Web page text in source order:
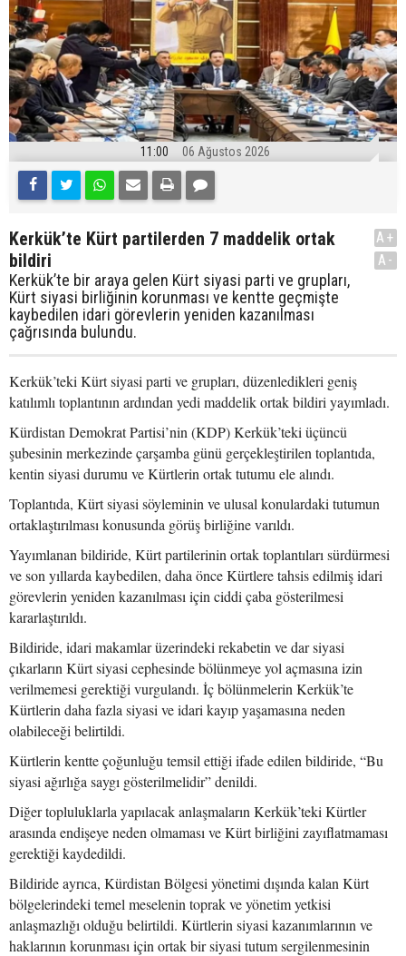
11:00 06 Ağustos 2026
Kerkük’te Kürt partilerden 7 maddelik ortak
bildiri
Kerkük’te bir araya gelen Kürt siyasi parti ve grupları,
Kürt siyasi birliğinin korunması ve kentte geçmişte
kaybedilen idari görevlerin yeniden kazanılması
çağrısında bulundu.
A+
A-
Kerkük’teki Kürt siyasi parti ve grupları, düzenledikleri geniş
katılımlı toplantının ardından yedi maddelik ortak bildiri yayımladı.
Kürdistan Demokrat Partisi’nin (KDP) Kerkük’teki üçüncü
şubesinin merkezinde çarşamba günü gerçekleştirilen toplantıda,
kentin siyasi durumu ve Kürtlerin ortak tutumu ele alındı.
Toplantıda, Kürt siyasi söyleminin ve ulusal konulardaki tutumun
ortaklaştırılması konusunda görüş birliğine varıldı.
Yayımlanan bildiride, Kürt partilerinin ortak toplantıları sürdürmesi
ve son yıllarda kaybedilen, daha önce Kürtlere tahsis edilmiş idari
görevlerin yeniden kazanılması için ciddi çaba gösterilmesi
kararlaştırıldı.
Bildiride, idari makamlar üzerindeki rekabetin ve dar siyasi
çıkarların Kürt siyasi cephesinde bölünmeye yol açmasına izin
verilmemesi gerektiği vurgulandı. İç bölünmelerin Kerkük’te
Kürtlerin daha fazla siyasi ve idari kayıp yaşamasına neden
olabileceği belirtildi.
Kürtlerin kentte çoğunluğu temsil ettiği ifade edilen bildiride, “Bu
siyasi ağırlığa saygı gösterilmelidir” denildi.
Diğer topluluklarla yapılacak anlaşmaların Kerkük’teki Kürtler
arasında endişeye neden olmaması ve Kürt birliğini zayıflatmaması
gerektiği kaydedildi.
Bildiride ayrıca, Kürdistan Bölgesi yönetimi dışında kalan Kürt
bölgelerindeki temel meselenin toprak ve yönetim yetkisi
anlaşmazlığı olduğu belirtildi. Kürtlerin siyasi kazanımlarının ve
haklarının korunması için ortak bir siyasi tutum sergilenmesinin